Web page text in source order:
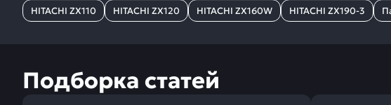
HITACHI ZX110 HITACHI ZX120 HITACHI ZX160W HITACHI ZX190-3
Подборка статей